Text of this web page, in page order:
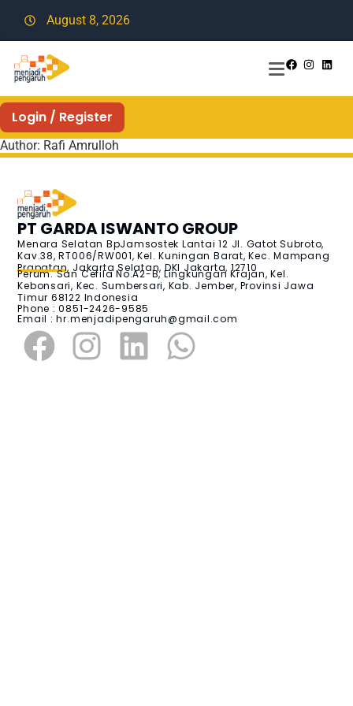
August 8, 2026
Login / Register
Author: Rafi Amrulloh
PT GARDA ISWANTO GROUP
Menara Selatan BpJamsostek Lantai 12 Jl. Gatot Subroto,
Kav.38, RT006/RW001, Kel. Kuningan Barat, Kec. Mampang
Prapatan, Jakarta Selatan, DKI Jakarta, 12710
Perum. San Cefila No.A2-B, Lingkungan Krajan, Kel.
Kebonsari, Kec. Sumbersari, Kab. Jember, Provinsi Jawa
Timur 68122 Indonesia
Phone : 0851-2426-9585
Email :hr.menjadipengaruh@gmail.com